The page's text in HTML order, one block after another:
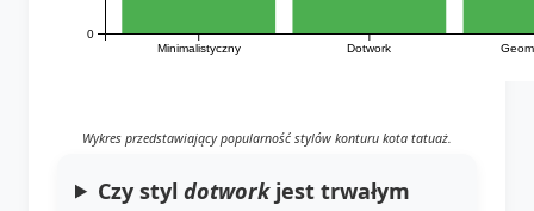
Minimalistyczny Dotwork
0
Wykres przedstawiający popularność stylów konturu kota tatuaż.
Czy styldotworkjest trwałym